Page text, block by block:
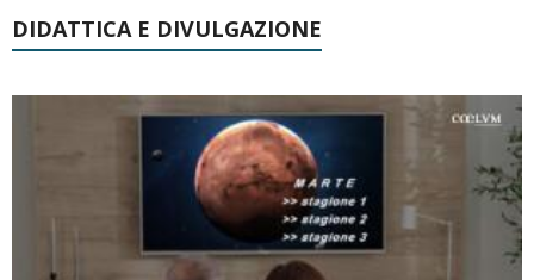
DIDATTICA E DIVULGAZIONE